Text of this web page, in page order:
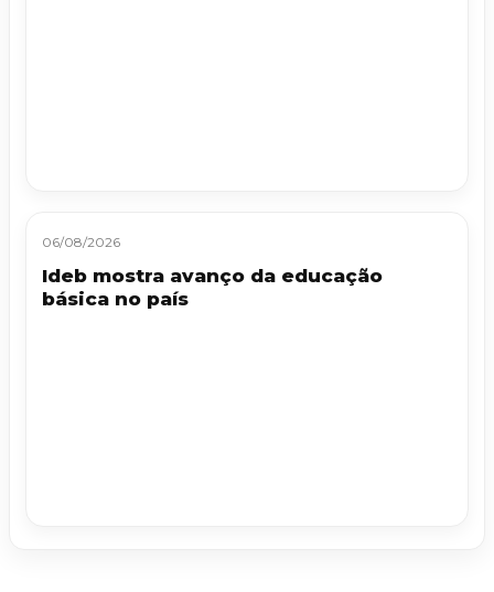
06/08/2026
Ideb mostra avanço da educação
básica no país